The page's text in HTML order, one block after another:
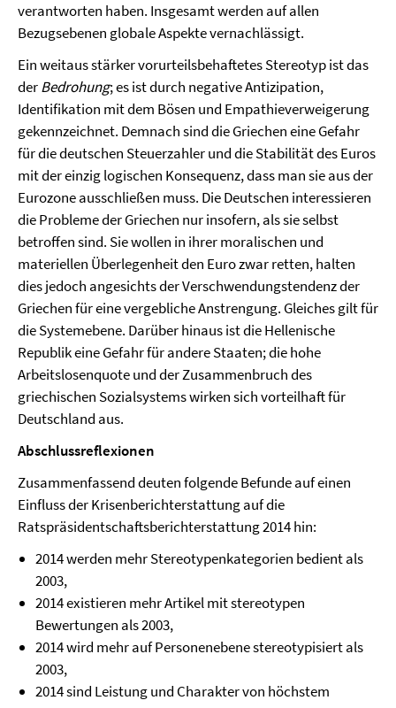
verantworten haben. Insgesamt werden auf allen
Bezugsebenen globale Aspekte vernachlässigt.
Ein weitaus stärker vorurteilsbehaftetes Stereotyp ist das
derBedrohung; es ist durch negative Antizipation,
Identifikation mit dem Bösen und Empathieverweigerung
gekennzeichnet. Demnach sind die Griechen eine Gefahr
für die deutschen Steuerzahler und die Stabilität des Euros
mit der einzig logischen Konsequenz, dass man sie aus der
Eurozone ausschließen muss. Die Deutschen interessieren
die Probleme der Griechen nur insofern, als sie selbst
betroffen sind. Sie wollen in ihrer moralischen und
materiellen Überlegenheit den Euro zwar retten, halten
dies jedoch angesichts der Verschwendungstendenz der
Griechen für eine vergebliche Anstrengung. Gleiches gilt für
die Systemebene. Darüber hinaus ist die Hellenische
Republik eine Gefahr für andere Staaten; die hohe
Arbeitslosenquote und der Zusammenbruch des
griechischen Sozialsystems wirken sich vorteilhaft für
Deutschland aus.
Abschlussreflexionen
Zusammenfassend deuten folgende Befunde auf einen
Einfluss der Krisenberichterstattung auf die
Ratspräsidentschaftsberichterstattung 2014 hin:
2014 werden mehr Stereotypenkategorien bedient als
2003,
2014 existieren mehr Artikel mit stereotypen
Bewertungen als 2003,
2014 wird mehr auf Personenebene stereotypisiert als
2003,
2014 sind Leistung und Charakter von höchstem